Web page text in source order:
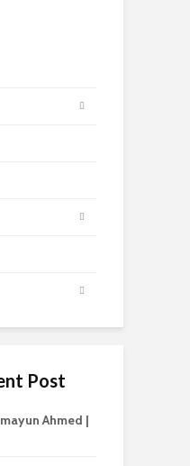
Post
Ahmed |